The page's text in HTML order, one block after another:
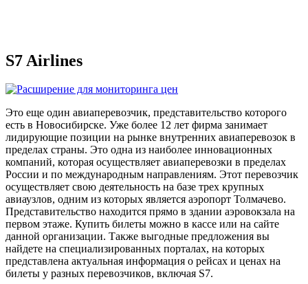
S7 Airlines
Это еще один авиаперевозчик, представительство которого
есть в Новосибирске. Уже более 12 лет фирма занимает
лидирующие позиции на рынке внутренних авиаперевозок в
пределах страны. Это одна из наиболее инновационных
компаний, которая осуществляет авиаперевозки в пределах
России и по международным направлениям. Этот перевозчик
осуществляет свою деятельность на базе трех крупных
авиаузлов, одним из которых является аэропорт Толмачево.
Представительство находится прямо в здании аэровокзала на
первом этаже. Купить билеты можно в кассе или на сайте
данной организации. Также выгодные предложения вы
найдете на специализированных порталах, на которых
представлена актуальная информация о рейсах и ценах на
билеты у разных перевозчиков, включая S7.